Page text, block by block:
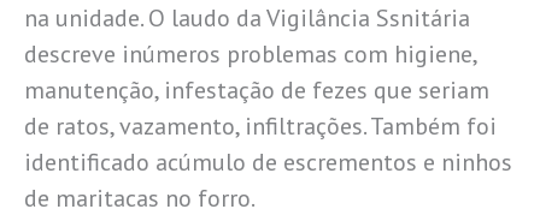
na unidade. O laudo da Vigilância Ssnitária
descreve inúmeros problemas com higiene,
manutenção, infestação de fezes que seriam
de ratos, vazamento, infiltrações. Também foi
identificado acúmulo de escrementos e ninhos
de maritacas no forro.